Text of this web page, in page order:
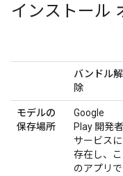
インストール
バンドル解
除
モデルの
保存場所
Google
Play 開発者
サービスに
存在し、こ
のアプリで